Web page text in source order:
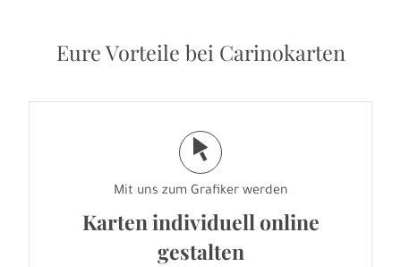
Eure Vorteile bei Carinokarten
j
Mit uns zum Grafiker werden
Karten individuell online
gestalten